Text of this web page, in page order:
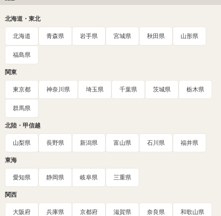
北海道・東北
北海道 青森県 岩手県 宮城県 秋田県 山形県
福島県
関東
東京都 神奈川県 埼玉県 千葉県 茨城県 栃木県
群馬県
北陸・甲信越
山梨県 長野県 新潟県 富山県 石川県 福井県
東海
愛知県 静岡県 岐阜県 三重県
関西
大阪府 兵庫県 京都府 滋賀県 奈良県 和歌山県